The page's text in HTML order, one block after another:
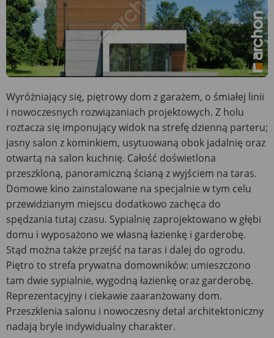
Wyróżniający się, piętrowy dom z garażem, o śmiałej linii
i nowoczesnych rozwiązaniach projektowych. Z holu
roztacza się imponujący widok na strefę dzienną parteru;
jasny salon z kominkiem, usytuowaną obok jadalnię oraz
otwartą na salon kuchnię. Całość doświetlona
przeszkloną, panoramiczną ścianą z wyjściem na taras.
Domowe kino zainstalowane na specjalnie w tym celu
przewidzianym miejscu dodatkowo zachęca do
spędzania tutaj czasu. Sypialnię zaprojektowano w głębi
domu i wyposażono we własną łazienkę i garderobę.
Stąd można także przejść na taras i dalej do ogrodu.
Piętro to strefa prywatna domowników: umieszczono
tam dwie sypialnie, wygodną łazienkę oraz garderobę.
Reprezentacyjny i ciekawie zaaranżowany dom.
Przeszklenia salonu i nowoczesny detal architektoniczny
nadają bryle indywidualny charakter.